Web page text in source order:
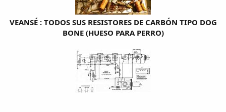
VEANSÉ : TODOS SUS RESISTORES DE CARBÓN TIPO DOG
BONE (HUESO PARA PERRO)